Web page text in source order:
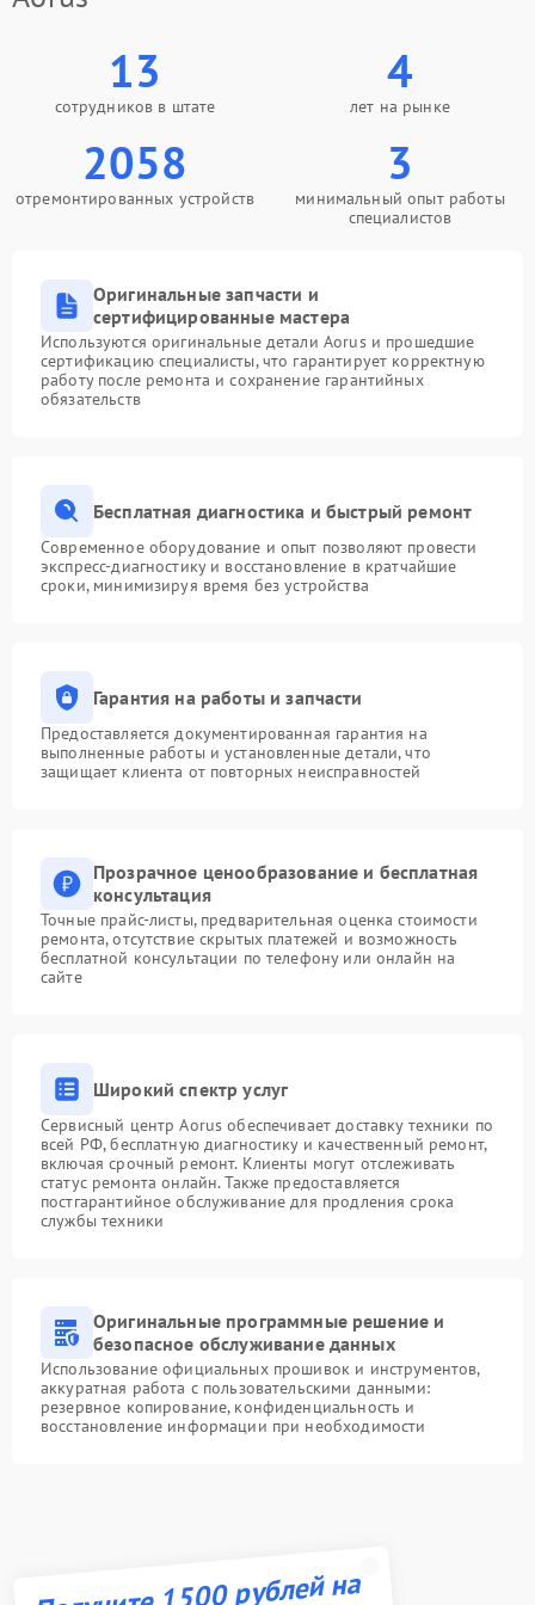
13
сотрудников в штате
4
лет на рынке
2058
отремонтированных устройств
3
минимальный опыт работы
специалистов
Оригинальные запчасти и
сертифицированные мастера
Используются оригинальные детали Aorus и прошедшие
сертификацию специалисты, что гарантирует корректную
работу после ремонта и сохранение гарантийных
обязательств
Бесплатная диагностика и быстрый ремонт
Современное оборудование и опыт позволяют провести
экспресс-диагностику и восстановление в кратчайшие
сроки, минимизируя время без устройства
Гарантия на работы и запчасти
Предоставляется документированная гарантия на
выполненные работы и установленные детали, что
защищает клиента от повторных неисправностей
Прозрачное ценообразование и бесплатная
консультация
Точные прайс-листы, предварительная оценка стоимости
ремонта, отсутствие скрытых платежей и возможность
бесплатной консультации по телефону или онлайн на
сайте
Широкий спектр услуг
Сервисный центр Aorus обеспечивает доставку техники по
всей РФ, бесплатную диагностику и качественный ремонт,
включая срочный ремонт. Клиенты могут отслеживать
статус ремонта онлайн. Также предоставляется
постгарантийное обслуживание для продления срока
службы техники
Оригинальные программные решение и
безопасное обслуживание данных
Использование официальных прошивок и инструментов,
аккуратная работа с пользовательскими данными:
резервное копирование, конфиденциальность и
восстановление информации при необходимости